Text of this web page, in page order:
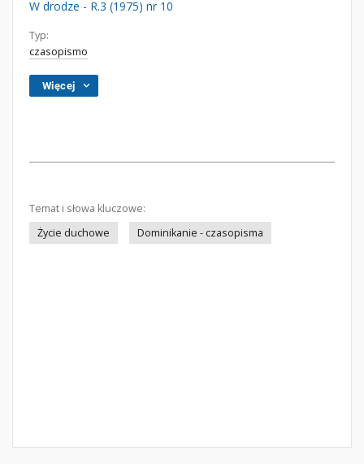
W drodze - R.3 (1975) nr 10
Typ:
czasopismo
Więcej
Temat i słowa kluczowe:
Życie duchowe
Dominikanie - czasopisma